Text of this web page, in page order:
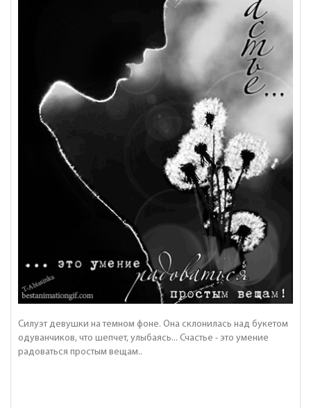
Силуэт девушки на темном фоне. Она склонилась над букетом
одуванчиков, что шепчет, улыбаясь... Счастье - это умение
радоваться простым вещам..